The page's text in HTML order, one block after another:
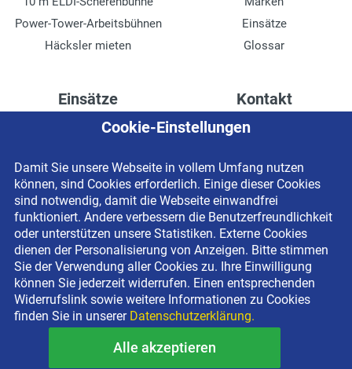
Power-Tower-Arbeitsbühnen
Häcksler mieten
Einsätze
Glossar
Einsätze
Höhenzugang für
Drainage verlegen
Fassadenreinigung
Terrasse anlegen
Ladenbau
Kontakt
Kontaktformular
Impressum
Datenschutzerklärung
Newsletter-Anmeldung
Copyright © 2026 BEYER-Mietservice KG All rights reserved |
Cookie-Einstellungen
Damit Sie unsere Webseite in vollem Umfang nutzen
können, sind Cookies erforderlich. Einige dieser Cookies
sind notwendig, damit die Webseite einwandfrei
funktioniert. Andere verbessern die Benutzerfreundlichkeit
oder unterstützen unsere Statistiken. Externe Cookies
dienen der Personalisierung von Anzeigen. Bitte stimmen
Sie der Verwendung aller Cookies zu. Ihre Einwilligung
können Sie jederzeit widerrufen. Einen entsprechenden
Widerrufslink sowie weitere Informationen zu Cookies
finden Sie in unserer Datenschutzerklärung.
Alle akzeptieren